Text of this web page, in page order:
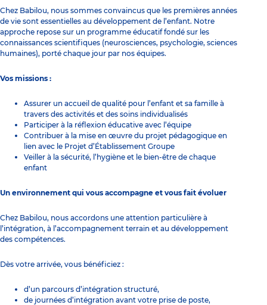
Chez Babilou, nous sommes convaincus que les premières années
de vie sont essentielles au développement de l’enfant. Notre
approche repose sur un programme éducatif fondé sur les
connaissances scientifiques (neurosciences, psychologie, sciences
humaines), porté chaque jour par nos équipes.
Vos missions :
Assurer un accueil de qualité pour l’enfant et sa famille à
travers des activités et des soins individualisés
Participer à la réflexion éducative avec l’équipe
Contribuer à la mise en œuvre du projet pédagogique en
lien avec le Projet d’Établissement Groupe
Veiller à la sécurité, l’hygiène et le bien-être de chaque
enfant
Un environnement qui vous accompagne et vous fait évoluer
Chez Babilou, nous accordons une attention particulière à
l’intégration, à l’accompagnement terrain et au développement
des compétences.
Dès votre arrivée, vous bénéficiez :
d’un parcours d’intégration structuré,
de journées d’intégration avant votre prise de poste,